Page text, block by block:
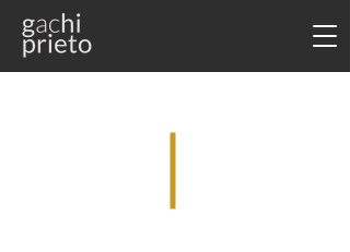
Gachi Prieto